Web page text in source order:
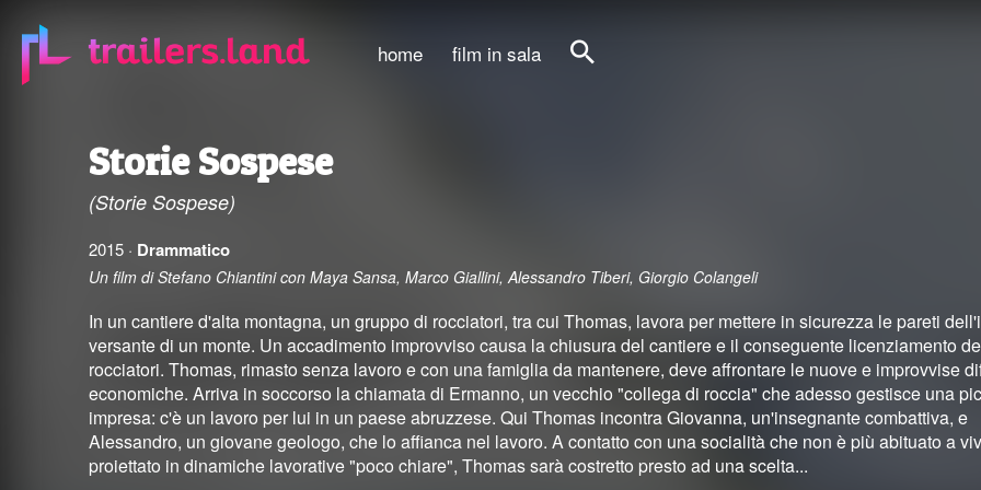
home film in sala
Storie Sospese
(Storie Sospese)
2015 · Drammatico
Un film di Stefano Chiantini con Maya Sansa, Marco Giallini, Alessandro Tiberi, Giorgio Colangeli
In un cantiere d'alta montagna, un gruppo di rocciatori, tra cui Thomas, lavora per mettere in sicurezza le pareti
versante di un monte. Un accadimento improvviso causa la chiusura del cantiere e il conseguente licenziamento
rocciatori. Thomas, rimasto senza lavoro e con una famiglia da mantenere, deve affrontare le nuove e improvvise
economiche. Arriva in soccorso la chiamata di Ermanno, un vecchio "collega di roccia" che adesso gestisce una
impresa: c'è un lavoro per lui in un paese abruzzese. Qui Thomas incontra Giovanna, un'insegnante combattiva, e
Alessandro, un giovane geologo, che lo affianca nel lavoro. A contatto con una socialità che non è più abituato a
proiettato in dinamiche lavorative "poco chiare", Thomas sarà costretto presto ad una scelta...